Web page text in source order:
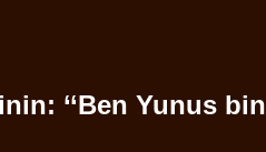
‘‘Ben Yunus bin